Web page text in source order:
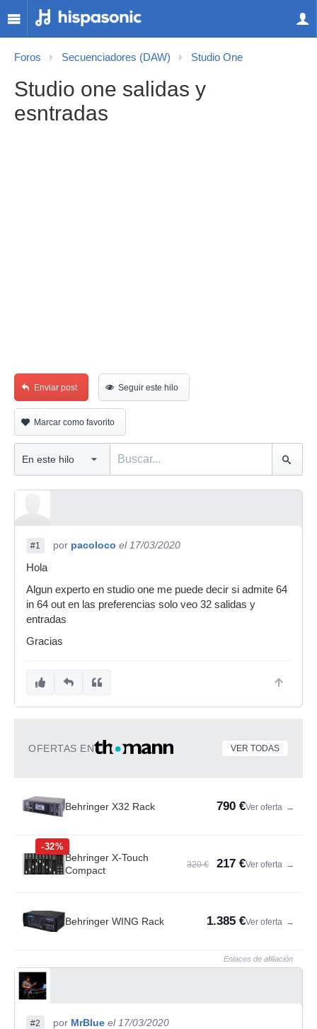
Foros Secuenciadores (DAW) Studio One
Studio one salidas y
esntradas
Enviar post Seguir este hilo
Marcar como favorito
#1 por pacoloco el 17/03/2020
Hola
Algun experto en studio one me puede decir si admite 64
in 64 out en las preferencias solo veo 32 salidas y
entradas
Gracias
OFERTAS EN VER TODAS
Behringer X32 Rack 790 €Ver oferta →
-32%
Behringer X-Touch
Compact
320 € 217 €Ver oferta →
Behringer WING Rack 1.385 €Ver oferta →
Enlaces de afiliación
#2 por MrBlue el 17/03/2020